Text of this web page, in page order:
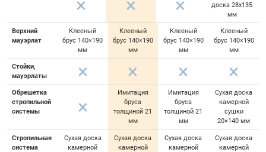
доска 28х135
мм
Верхний
мауэрлат
Клееный
брус 140×190
мм
Клееный
брус 140×190
мм
Клееный
брус 140×190
мм
Клееный
брус 140×190
мм
Стойки,
мауэрлаты
Обрешетка
стропильной
системы
Имитация
бруса
толщиной 21
мм
Имитация
бруса
толщиной 21
мм
Сухая доска
камерной
сушки
20×140 мм
Стропильная
система
Сухая доска
камерной
Сухая доска
камерной
Сухая доска
камерной
Сухая доска
камерной